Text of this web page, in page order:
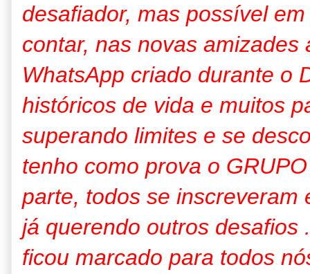
desafiador, mas possível
contar, nas novas
WhatsApp criado durante o
históricos de vida e muitos
superando limites e se
tenho como prova o
parte, todos se inscreveram
já querendo outros desafios
ficou marcado para todos